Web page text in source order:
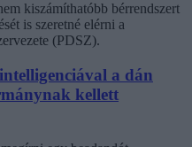
kiszámíthatóbb bérrendszert
is szeretné elérni a
(PDSZ).
a dán
kellett